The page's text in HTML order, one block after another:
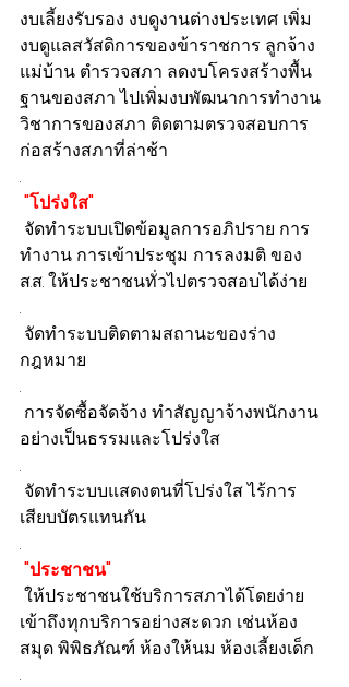
งบเลี้ยงรับรอง งบดูงานต่างประเทศ เพิ่ม
งบดูแลสวัสดิการของข้าราชการ ลูกจ้าง
แม่บ้าน ตำรวจสภา ลดงบโครงสร้างพื้น
ฐานของสภา ไปเพิ่มงบพัฒนาการทำงาน
วิชาการของสภา ติดตามตรวจสอบการ
ก่อสร้างสภาที่ล่าช้า
.
"โปร่งใส"
ทำงาน การเข้าประชุม การลงมติ ของ
ส.ส. ให้ประชาชนทั่วไปตรวจสอบได้ง่าย
.
กฎหมาย
.
อย่างเป็นธรรมและโปร่งใส
.
เสียบบัตรแทนกัน
.
"ประชาชน"
เข้าถึงทุกบริการอย่างสะดวก เช่นห้อง
สมุด พิพิธภัณฑ์ ห้องให้นม ห้องเลี้ยงเด็ก
.